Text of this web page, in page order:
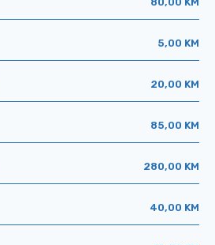
5,00 KM
20,00 KM
85,00 KM
280,00 KM
40,00 KM